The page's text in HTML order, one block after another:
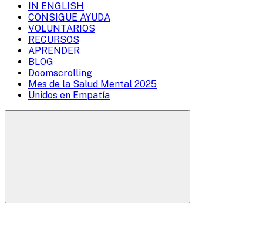
Mobile
Menu
Overlay
IN ENGLISH
CONSIGUE AYUDA
VOLUNTARIOS
RECURSOS
APRENDER
BLOG
Doomscrolling
Mes de la Salud Mental 2025
Unidos en Empatía